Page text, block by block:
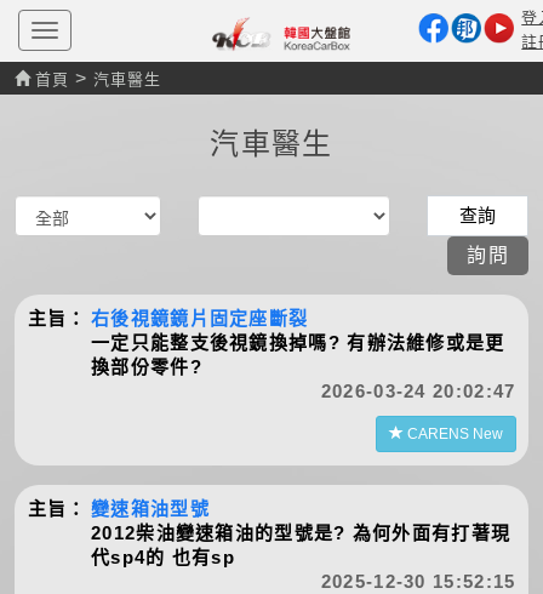
T
o
g
g
g
o
n
登
註
首頁 > 汽車醫生
汽車醫生
詢問
主旨： 右後視鏡鏡片固定座斷裂
一定只能整支後視鏡換掉嗎? 有辦法維修或是更
換部份零件?
2026-03-24 20:02:47
CARENS New
主旨： 變速箱油型號
2012柴油變速箱油的型號是? 為何外面有打著現
代sp4的 也有sp
2025-12-30 15:52:15